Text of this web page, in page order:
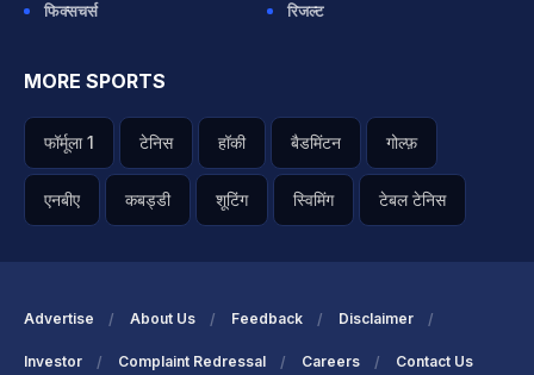
फिक्सचर्स
रिजल्ट
MORE SPORTS
फॉर्मूला 1 टेनिस हॉकी बैडमिंटन गोल्फ़
एनबीए कबड्डी शूटिंग स्विमिंग टेबल टेनिस
Advertise About Us Feedback Disclaimer
Investor Complaint Redressal Careers Contact Us